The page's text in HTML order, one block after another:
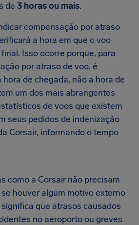
de 3 horas ou mais.
compensação por atraso
a hora em que o voo
Isso ocorre porque, para
por atraso de voo, é
de chegada, não a hora de
um dos mais abrangentes
de voos que existem
seus pedidos de indenização
Corsair, informando o tempo
como a Corsair não precisam
houver algum motivo externo
que atrasos causados
no aeroporto ou greves